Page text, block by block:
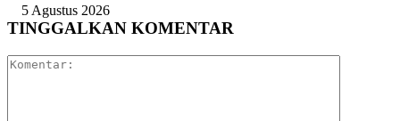
5 Agustus 2026
TINGGALKAN KOMENTAR